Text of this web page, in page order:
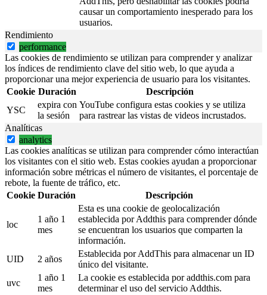
causar un comportamiento inesperado para los
usuarios.
Rendimiento
performance
Las cookies de rendimiento se utilizan para comprender y analizar
los índices de rendimiento clave del sitio web, lo que ayuda a
proporcionar una mejor experiencia de usuario para los visitantes.
Cookie Duración
Descripción
YSC
expira con
la sesión
YouTube configura estas cookies y se utiliza
para rastrear las vistas de videos incrustados.
Analíticas
analytics
Las cookies analíticas se utilizan para comprender cómo interactúan
los visitantes con el sitio web. Estas cookies ayudan a proporcionar
información sobre métricas el número de visitantes, el porcentaje de
rebote, la fuente de tráfico, etc.
Cookie Duración Descripción
loc
1 año 1
mes
Esta es una cookie de geolocalización
establecida por Addthis para comprender dónde
se encuentran los usuarios que comparten la
información.
UID
2 años
Establecida por AddThis para almacenar un ID
único del visitante.
uvc
1 año 1
mes
La cookie es establecida por addthis.com para
determinar el uso del servicio Addthis.